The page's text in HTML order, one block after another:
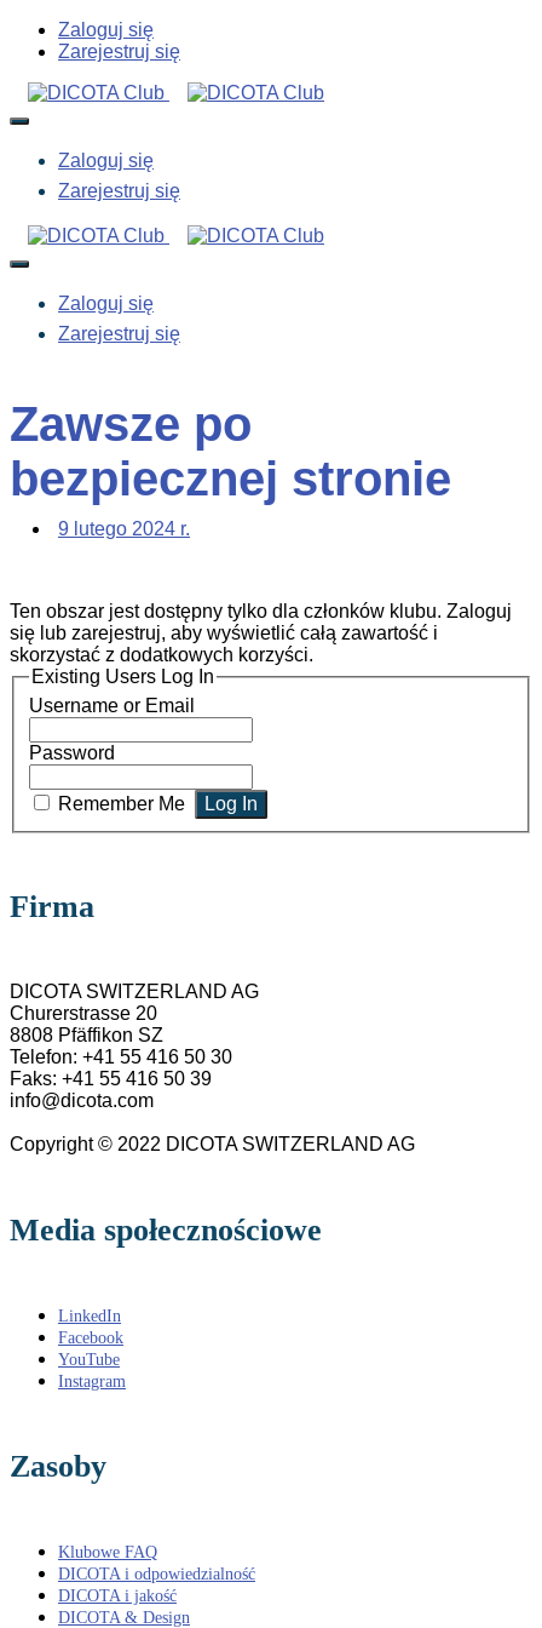
Zaloguj się
Zarejestruj się
Zaloguj się
Zarejestruj się
Zaloguj się
Zarejestruj się
Zawsze po
bezpiecznej stronie
9 lutego 2024 r.
Ten obszar jest dostępny tylko dla członków klubu. Zaloguj
się lub zarejestruj, aby wyświetlić całą zawartość i
skorzystać z dodatkowych korzyści.
Existing Users Log In
Username or Email
Password
Remember Me
Firma
DICOTA SWITZERLAND AG
Churerstrasse 20
8808 Pfäffikon SZ
Telefon: +41 55 416 50 30
Faks: +41 55 416 50 39
info@dicota.com
Copyright © 2022 DICOTA SWITZERLAND AG
Media społecznościowe
LinkedIn
Facebook
YouTube
Instagram
Zasoby
Klubowe FAQ
DICOTA i odpowiedzialność
DICOTA i jakość
DICOTA & Design